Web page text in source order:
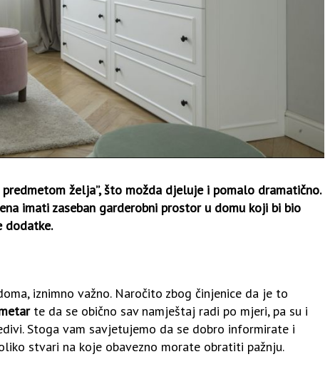
želja”, što možda djeluje i pomalo dramatično.
imati zaseban garderobni prostor u domu koji bi bio
dodatke.
iznimno važno. Naročito zbog činjenice da je to
te da se obično sav namještaj radi po mjeri, pa su i
Stoga vam savjetujemo da se dobro informirate i
stvari na koje obavezno morate obratiti pažnju.